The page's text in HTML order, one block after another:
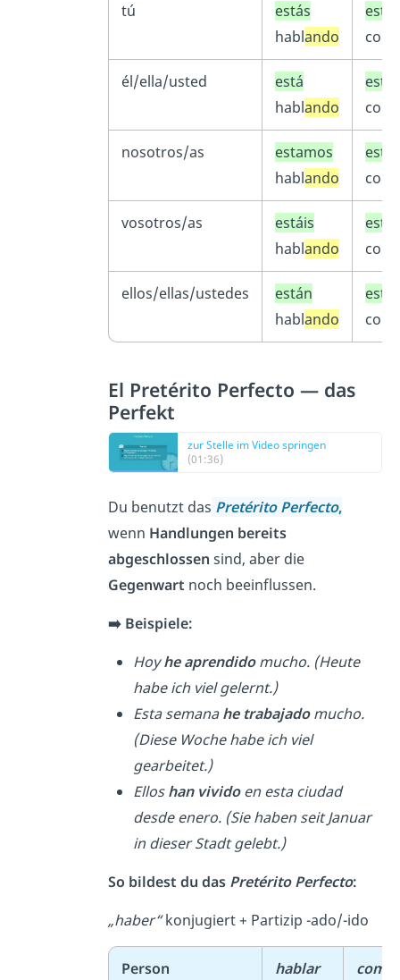
tú
estás
hablando
estás
com
él/ella/usted
está
hablando
está
com
nosotros/as
estamos
hablando
com
vosotros/as
estáis
hablando
com
ellos/ellas/ustedes
están
hablando
com
El Pretérito Perfecto — das
Perfekt
zur Stelle im Video springen
(01:36)
Du benutzt das Pretérito Perfecto,
wenn Handlungen bereits
abgeschlossen sind, aber die
Gegenwart noch beeinflussen.
➡️ Beispiele:
Hoyhe aprendidomucho. (Heute
habe ich viel gelernt.)
Esta semanahe trabajadomucho.
(Diese Woche habe ich viel
gearbeitet.)
Elloshan vividoen esta ciudad
desde enero. (Sie haben seit Januar
in dieser Stadt gelebt.)
So bildest du das Pretérito Perfecto:
„haber“konjugiert + Partizip -ado/-ido
Person hablar comer